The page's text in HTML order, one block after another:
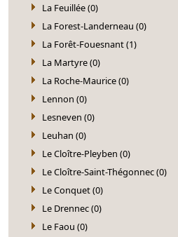
La Feuillée (0)
La Forest-Landerneau (0)
La Forêt-Fouesnant (1)
La Martyre (0)
La Roche-Maurice (0)
Lennon (0)
Lesneven (0)
Leuhan (0)
Le Cloître-Pleyben (0)
Le Cloître-Saint-Thégonnec (0)
Le Conquet (0)
Le Drennec (0)
Le Faou (0)